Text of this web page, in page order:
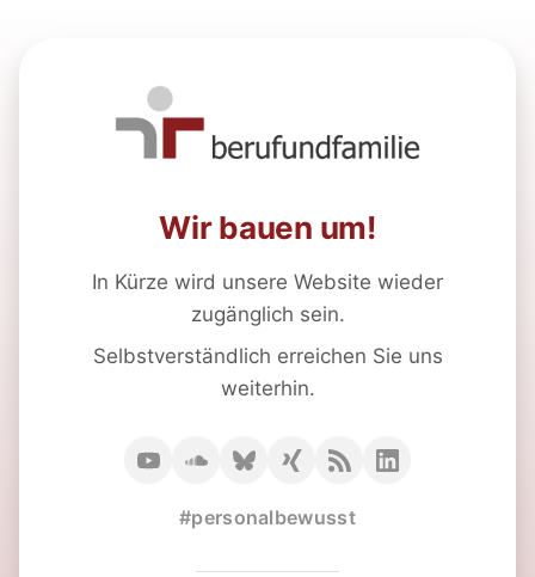
Wir bauen um!
In Kürze wird unsere Website wieder
zugänglich sein.
Selbstverständlich erreichen Sie uns
weiterhin.
#personalbewusst